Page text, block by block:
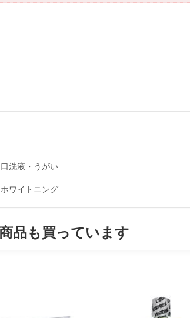
口洗液・うがい
ホワイトニング
品も買っています